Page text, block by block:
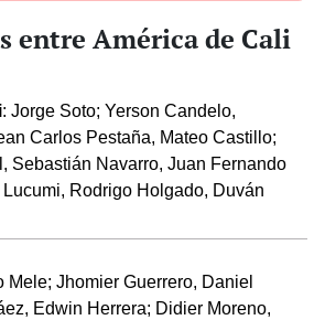
entre América de Cali
: Jorge Soto; Yerson Candelo,
Carlos Pestaña, Mateo Castillo;
Sebastián Navarro, Juan Fernando
Rodrigo Holgado, Duván
Mele; Jhomier Guerrero, Daniel
Edwin Herrera; Didier Moreno,